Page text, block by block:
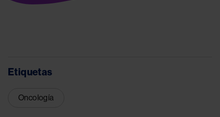
Etiquetas
Oncología